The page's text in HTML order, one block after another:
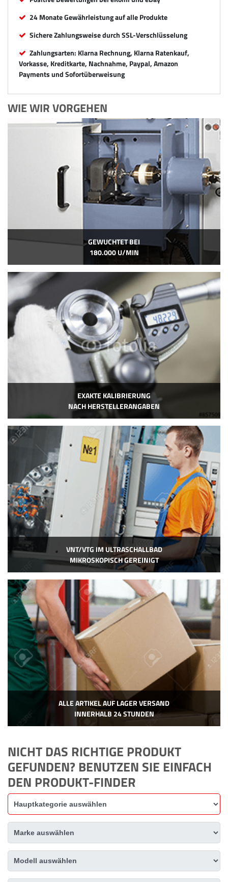
24 Monate Gewährleistung auf alle Produkte
Sichere Zahlungsweise durch SSL-Verschlüsselung
Zahlungsarten: Klarna Rechnung, Klarna Ratenkauf,
Vorkasse, Kreditkarte, Nachnahme, Paypal, Amazon
Payments und Sofortüberweisung
WIE WIR VORGEHEN
GEWUCHTET BEI
180.000 U/MIN
EXAKTE KALIBRIERUNG
NACH HERSTELLERANGABEN
VNT/VTG IM ULTRASCHALLBAD
MIKROSKOPISCH GEREINIGT
ALLE ARTIKEL AUF LAGER VERSAND
INNERHALB 24 STUNDEN
NICHT DAS RICHTIGE PRODUKT
GEFUNDEN? BENUTZEN SIE EINFACH
DEN PRODUKT-FINDER